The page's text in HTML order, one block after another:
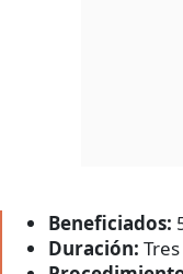
Beneficiados:
Duración: